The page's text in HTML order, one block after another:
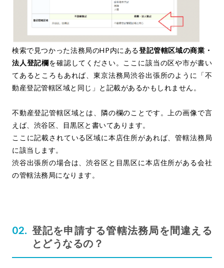
検索で見つかった法務局のHP内にある登記管轄区域の商業・
法人登記欄を確認してください。ここに該当の区や市が書い
てあるところもあれば、東京法務局渋谷出張所のように「不
動産登記管轄区域と同じ」と記載があるかもしれません。
不動産登記管轄区域とは、隣の欄のことです。上の画像で言
えば、渋谷区、目黒区と書いてあります。
ここに記載されている区域に本店住所があれば、管轄法務局
に該当します。
渋谷出張所の場合は、渋谷区と目黒区に本店住所がある会社
の管轄法務局になります。
登記を申請する管轄法務局を間違える
とどうなるの？